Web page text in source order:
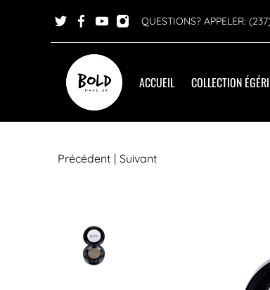
QUESTIONS? APPELER:
ACCUEIL COLLECTION
Précédent | Suivant